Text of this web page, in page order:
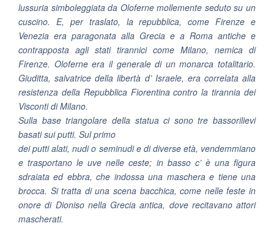
lussuria simboleggiata da Oloferne mollemente seduto su un
cuscino. E, per traslato, la repubblica, come Firenze e
Venezia era paragonata alla Grecia e a Roma antiche e
contrapposta agli stati tirannici come Milano, nemica di
Firenze. Oloferne era il generale di un monarca totalitario.
Giuditta, salvatrice della libertà d’ Israele, era correlata alla
resistenza della Repubblica Fiorentina contro la tirannia dei
Visconti di Milano.
Sulla base triangolare della statua ci sono tre bassorilievi
basati sui putti. Sul primo
dei putti alati, nudi o seminudi e di diverse età, vendemmiano
e trasportano le uve nelle ceste; in basso c’ è una figura
sdraiata ed ebbra, che indossa una maschera e tiene una
brocca. Si tratta di una scena bacchica, come nelle feste in
onore di Dioniso nella Grecia antica, dove recitavano attori
mascherati.